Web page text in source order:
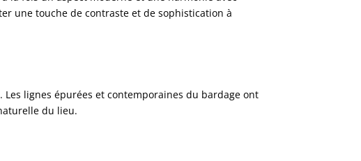
une touche de contraste et de sophistication à
lignes épurées et contemporaines du bardage ont
du lieu.